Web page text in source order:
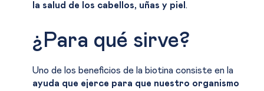
la salud de los cabellos, uñas y piel .
¿Para qué sirve?
Uno de los beneficios de la biotina consiste en la
ayuda que ejerce para que nuestro organismo